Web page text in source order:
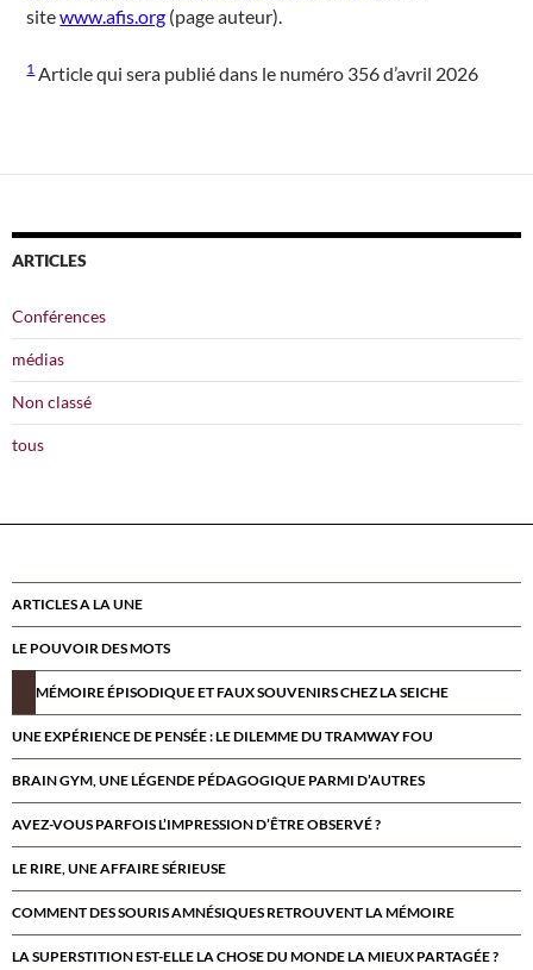
sitewww.afis.org (page auteur).
1Article qui sera publié dans le numéro 356 d’avril 2026
ARTICLES
Conférences
médias
Non classé
tous
ARTICLES A LA UNE
LE POUVOIR DES MOTS
MÉMOIRE ÉPISODIQUE ET FAUX SOUVENIRS CHEZ LA SEICHE
UNE EXPÉRIENCE DE PENSÉE : LE DILEMME DU TRAMWAY FOU
BRAIN GYM, UNE LÉGENDE PÉDAGOGIQUE PARMI D’AUTRES
AVEZ-VOUS PARFOIS L’IMPRESSION D’ÊTRE OBSERVÉ ?
LE RIRE, UNE AFFAIRE SÉRIEUSE
COMMENT DES SOURIS AMNÉSIQUES RETROUVENT LA MÉMOIRE
LA SUPERSTITION EST-ELLE LA CHOSE DU MONDE LA MIEUX PARTAGÉE ?